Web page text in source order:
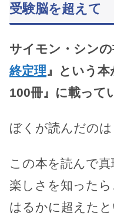
受験脳を超えて
サイモン・シン
終定理』という本
100冊』に載って
ぼくが読んだのは
この本を読んで
楽しさを知った
はるかに超えた